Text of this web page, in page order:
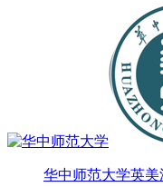
华中师范大学英美